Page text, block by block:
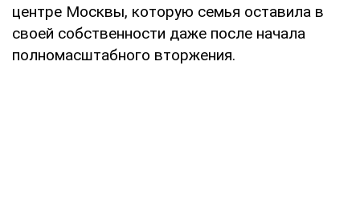
центре Москвы, которую семья оставила в
своей собственности даже после начала
полномасштабного вторжения.